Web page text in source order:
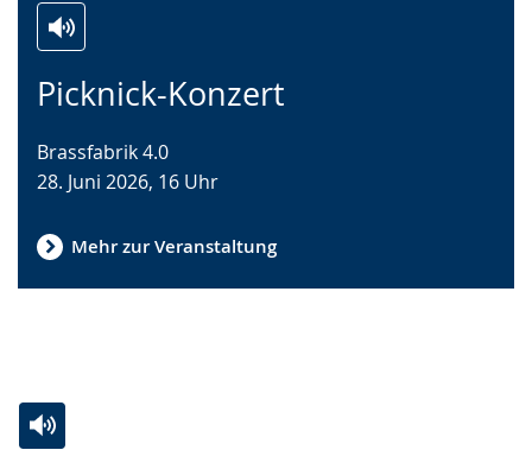
Picknick-Konzert
Leichten
wechseln.
Audio-
Video
Deutscher
Gebärdensprache
angezeigt.
Brassfabrik 4.0
28. Juni 2026, 16 Uhr
Mehr zur Veranstaltung